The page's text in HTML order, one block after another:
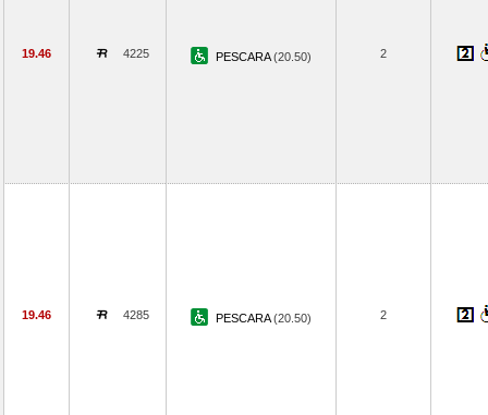
19.46 4225 PESCARA(20.50) 2
19.46 4285 PESCARA(20.50) 2